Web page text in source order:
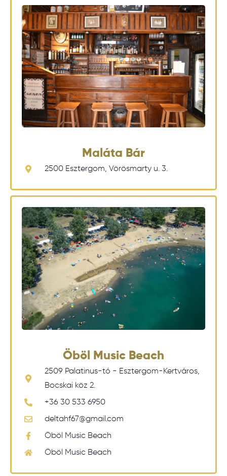
Maláta Bár
2500 Esztergom, Vörösmarty u. 3.
Öböl Music Beach
2509 Palatinus-tó - Esztergom-Kertváros,
Bocskai köz 2.
+36 30 533 6950
deltahf67@gmail.com
Öböl Music Beach
Öböl Music Beach